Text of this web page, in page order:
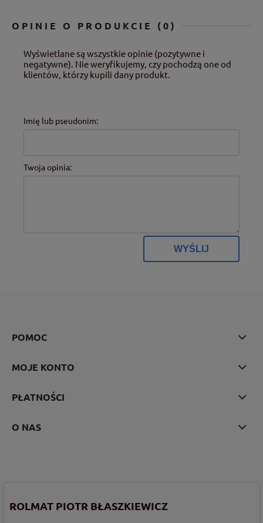
OPINIE O PRODUKCIE (0)
Wyświetlane są wszystkie opinie (pozytywne i
negatywne). Nie weryfikujemy, czy pochodzą one od
klientów, którzy kupili dany produkt.
Imię lub pseudonim:
Twoja opinia:
WYŚLIJ
POMOC
MOJE KONTO
PŁATNOŚCI
O NAS
ROLMAT PIOTR BŁASZKIEWICZ